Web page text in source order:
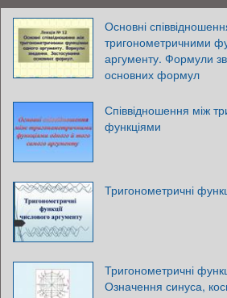
Основні
тригонометричними
аргументу. Формули
основних формул
Співвідношення між
функціями
Тригонометричні
Тригонометричні
Означення синуса,